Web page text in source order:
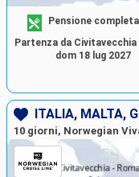
Pensione completa
Partenza da Civitavecchia
dom 18 lug 2027
ITALIA, MALTA,
10 giorni, Norwegian